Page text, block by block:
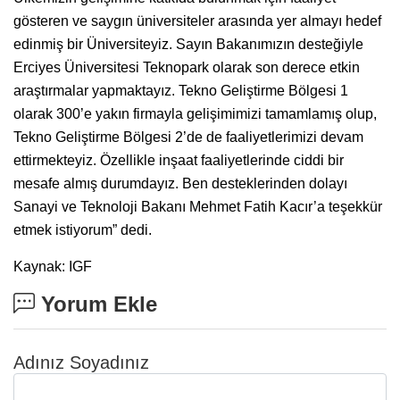
gösteren ve saygın üniversiteler arasında yer almayı hedef
edinmiş bir Üniversiteyiz. Sayın Bakanımızın desteğiyle
Erciyes Üniversitesi Teknopark olarak son derece etkin
araştırmalar yapmaktayız. Tekno Geliştirme Bölgesi 1
olarak 300’e yakın firmayla gelişimimizi tamamlamış olup,
Tekno Geliştirme Bölgesi 2’de de faaliyetlerimizi devam
ettirmekteyiz. Özellikle inşaat faaliyetlerinde ciddi bir
mesafe almış durumdayız. Ben desteklerinden dolayı
Sanayi ve Teknoloji Bakanı Mehmet Fatih Kacır’a teşekkür
etmek istiyorum” dedi.
Kaynak: IGF
Yorum Ekle
Adınız Soyadınız